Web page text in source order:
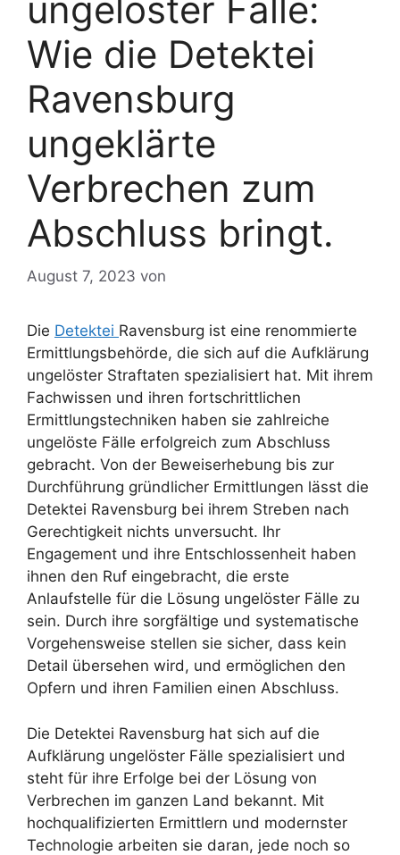
Wie die Detektei
Ravensburg
ungeklärte
Verbrechen zum
Abschluss bringt.
August 7, 2023 von
Die Detektei Ravensburg ist eine renommierte
Ermittlungsbehörde, die sich auf die Aufklärung
ungelöster Straftaten spezialisiert hat. Mit ihrem
Fachwissen und ihren fortschrittlichen
Ermittlungstechniken haben sie zahlreiche
ungelöste Fälle erfolgreich zum Abschluss
gebracht. Von der Beweiserhebung bis zur
Durchführung gründlicher Ermittlungen lässt die
Detektei Ravensburg bei ihrem Streben nach
Gerechtigkeit nichts unversucht. Ihr
Engagement und ihre Entschlossenheit haben
ihnen den Ruf eingebracht, die erste
Anlaufstelle für die Lösung ungelöster Fälle zu
sein. Durch ihre sorgfältige und systematische
Vorgehensweise stellen sie sicher, dass kein
Detail übersehen wird, und ermöglichen den
Opfern und ihren Familien einen Abschluss.
Die Detektei Ravensburg hat sich auf die
Aufklärung ungelöster Fälle spezialisiert und
steht für ihre Erfolge bei der Lösung von
Verbrechen im ganzen Land bekannt. Mit
hochqualifizierten Ermittlern und modernster
Technologie arbeiten sie daran, jede noch so